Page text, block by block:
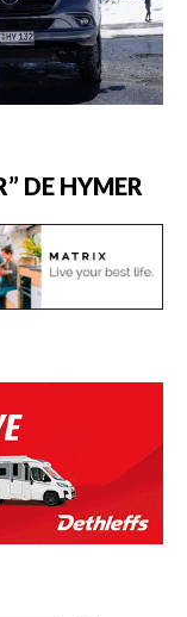
DE HYMER